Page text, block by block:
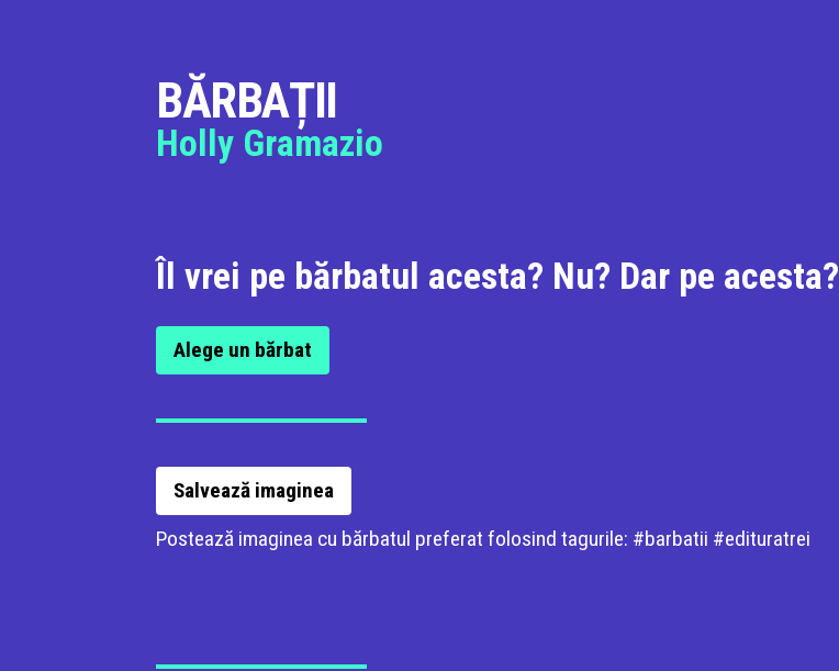
BĂRBAȚII
Holly Gramazio
Îl vrei pe bărbatul acesta? Nu? Dar pe acesta?
Alege un bărbat
Salvează imaginea
Postează imaginea cu bărbatul preferat folosind tagurile: #barbatii #edituratrei